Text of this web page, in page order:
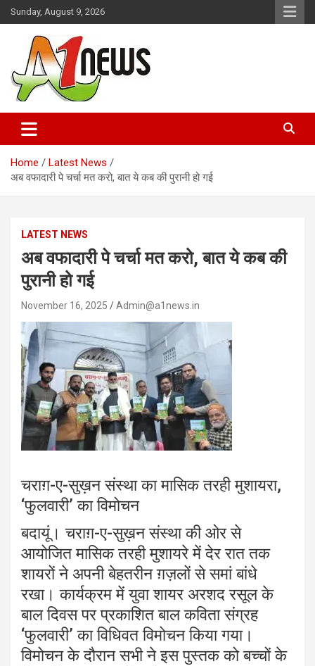
Skip
to
content
Sunday, August 9, 2026
A1news.in
Home
Latest News
अब वफादारी पे चर्चा मत करो, बात ये कब की पुरानी हो गई
LATEST NEWS
अब वफादारी पे चर्चा मत करो, बात ये कब की
पुरानी हो गई
November 16, 2025 Admin@a1news.in
चराग़-ए-सुख़न संस्था का मासिक तरही मुशायरा,
‘फुलवारी’ का विमोचन
बदायूं। चराग़-ए-सुख़न संस्था की ओर से
आयोजित मासिक तरही मुशायरे में देर रात तक
शायरों ने अपनी बेहतरीन ग़ज़लों से समां बांधे
रखा। कार्यक्रम में युवा शायर अरशद रसूल के
बाल दिवस पर प्रकाशित बाल कविता संग्रह
‘फुलवारी’ का विधिवत विमोचन किया गया।
विमोचन के दौरान सभी ने इस पुस्तक को बच्चों के